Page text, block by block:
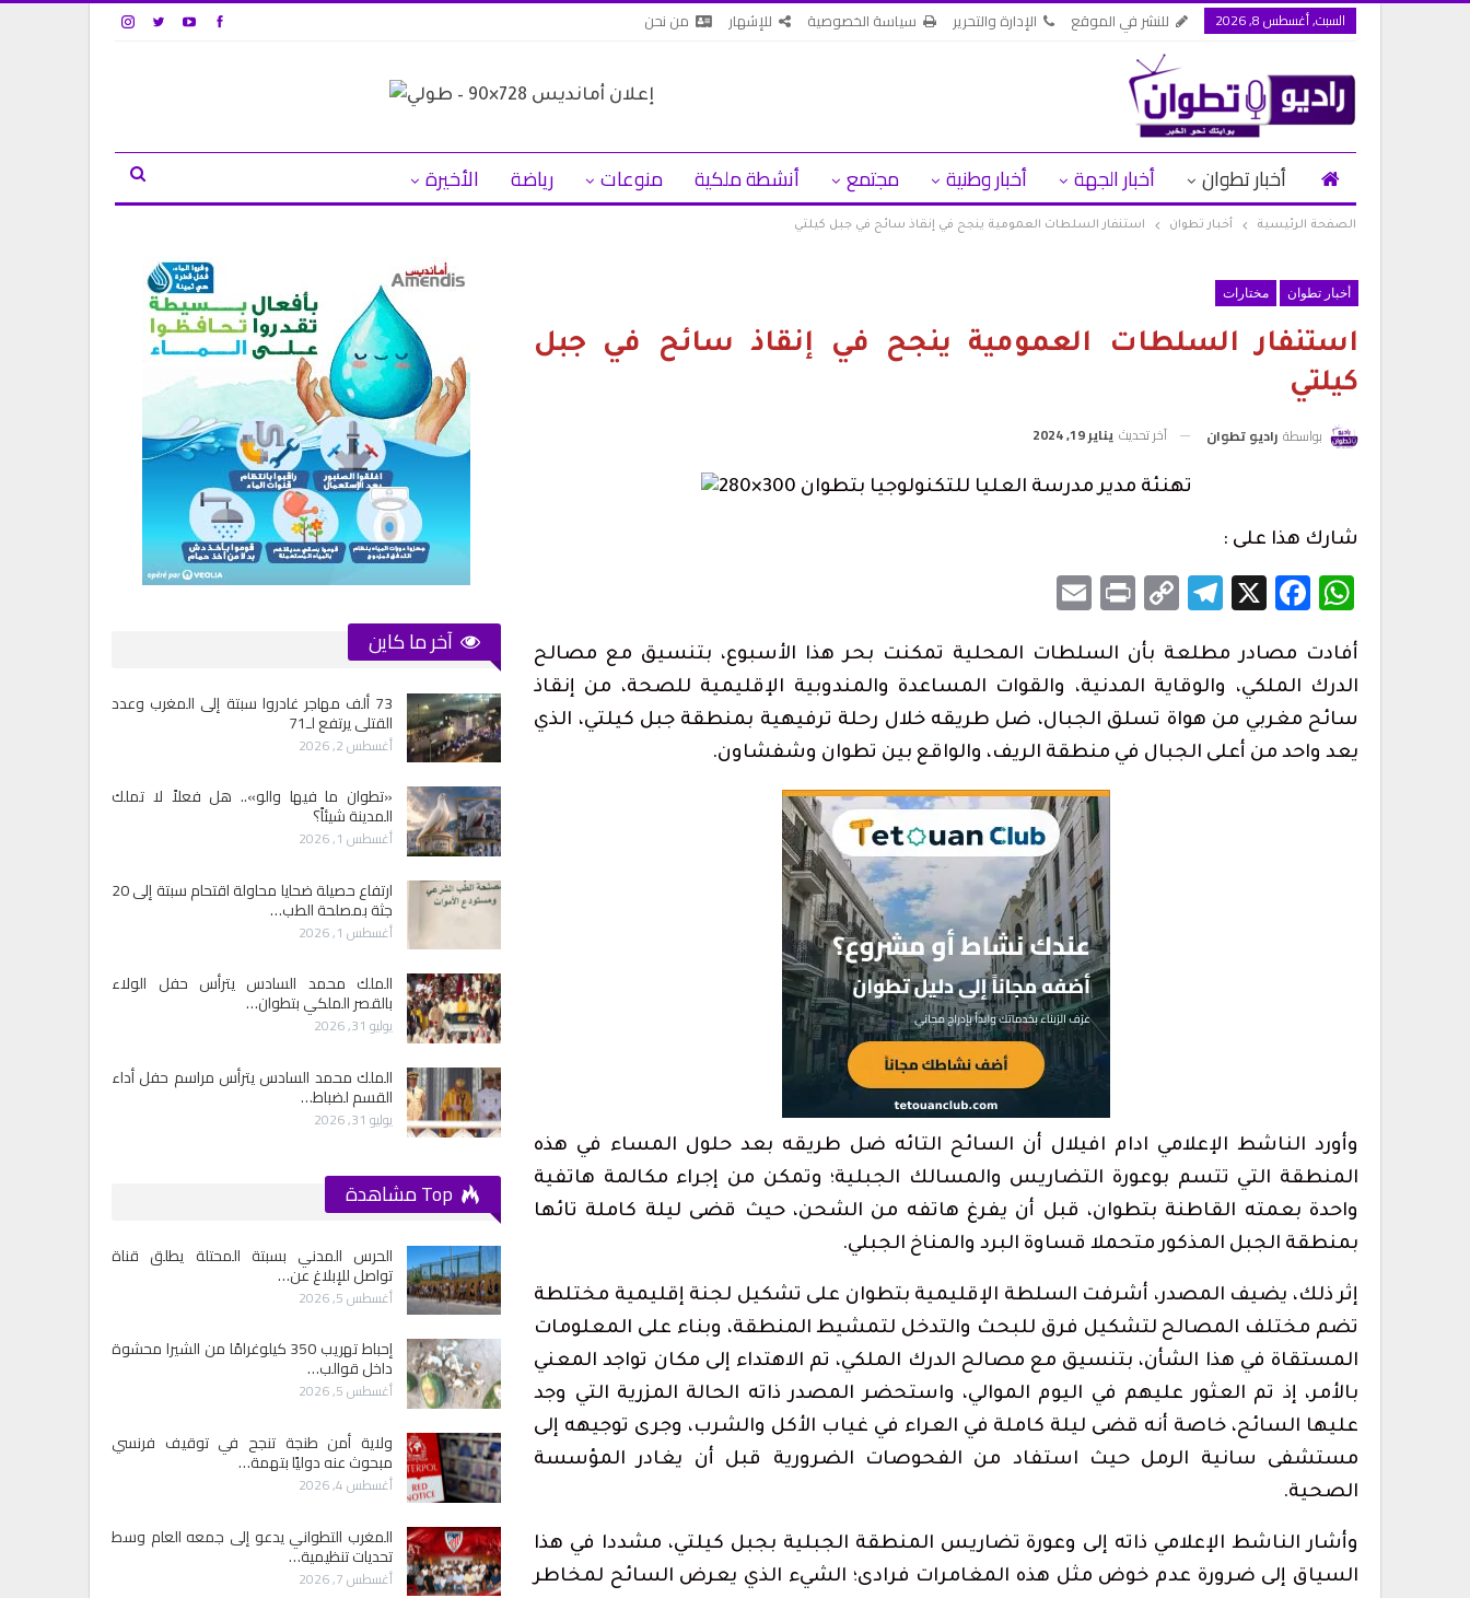
السبت, أغسطس 8, 2026 للنشر في الموقع الإدارة والتحرير سياسة الخصوصية للإشهار من نحن
أخبار تطوان أخبار الجهة أخبار وطنية مجتمع أنشطة ملكية منوعات رياضة الأخيرة
الصفحة الرئيسية أخبار تطوان استنفار السلطات العمومية ينجح في إنقاذ سائح في جبل كيلتي
أخبار تطوان مختارات
استنفار السلطات العمومية ينجح في إنقاذ سائح في جبل
كيلتي
بواسطة راديو تطوان آخر تحديث يناير 19, 2024
شارك هذا على :
WhatsApp
Facebook
X
Telegram
Copy
Print
أفادت مصادر مطلعة بأن السلطات المحلية تمكنت بحر هذا الأسبوع، بتنسيق مع مصالح
الدرك الملكي، والوقاية المدنية، والقوات المساعدة والمندوبية الإقليمية للصحة، من إنقاذ
سائح مغربي من هواة تسلق الجبال، ضل طريقه خلال رحلة ترفيهية بمنطقة جبل كيلتي، الذي
يعد واحد من أعلى الجبال في منطقة الريف، والواقع بين تطوان وشفشاون.
وأورد الناشط الإعلامي ادام افيلال أن السائح التائه ضل طريقه بعد حلول المساء في هذه
المنطقة التي تتسم بوعورة التضاريس والمسالك الجبلية؛ وتمكن من إجراء مكالمة هاتفية
واحدة بعمته القاطنة بتطوان، قبل أن يفرغ هاتفه من الشحن، حيث قضى ليلة كاملة تائها
بمنطقة الجبل المذكور متحملا قساوة البرد والمناخ الجبلي.
إثر ذلك، يضيف المصدر، أشرفت السلطة الإقليمية بتطوان على تشكيل لجنة إقليمية مختلطة
تضم مختلف المصالح لتشكيل فرق للبحث والتدخل لتمشيط المنطقة، وبناء على المعلومات
المستقاة في هذا الشأن، بتنسيق مع مصالح الدرك الملكي، تم الاهتداء إلى مكان تواجد المعني
بالأمر، إذ تم العثور عليهم في اليوم الموالي، واستحضر المصدر ذاته الحالة المزرية التي وجد
عليها السائح، خاصة أنه قضى ليلة كاملة في العراء في غياب الأكل والشرب، وجرى توجيهه إلى
مستشفى سانية الرمل حيث استفاد من الفحوصات الضرورية قبل أن يغادر المؤسسة
الصحية.
وأشار الناشط الإعلامي ذاته إلى وعورة تضاريس المنطقة الجبلية بجبل كيلتي، مشددا في هذا
السياق إلى ضرورة عدم خوض مثل هذه المغامرات فرادى؛ الشيء الذي يعرض السائح لمخاطر
آخر ما كاين
العرائش.. توقيف مرشحة للهجرة السرية بعد
تصريحات واتهامات…
أغسطس 8, 2026
وزارة التربية الوطنية تعلن عن مواعيد الدخول
المغرب التطواني يدعو إلى جمعه العام وسط
1.2 مليون درهم لدعم الدورة الـ31 لمهرجان
تطوان لسينما البحر…
أحكام بالحبس في حق سائقي سيارات أجرة
الحرس المدني بسبتة المحتلة يطلق قناة
تواصل للإبلاغ عن…
أغسطس 5, 2026
داخل قوالب…
أغسطس 5, 2026
ولاية أمن طنجة تنجح في توقيف فرنسي
مبحوث عنه دوليًا بتهمة…
أغسطس 4, 2026
داخل المدينة و862…
أغسطس 3, 2026
اتحاد المقاولات الإعلامية بتطوان يشيد بصمود
أغسطس 3, 2026
73 ألف مهاجر غادروا سبتة إلى المغرب وعدد
القتلى يرتفع لـ71
أغسطس 2, 2026
«تطوان ما فيها والو».. هل فعلاً لا تملك
المدينة شيئاً؟
أغسطس 1, 2026
ارتفاع حصيلة ضحايا محاولة اقتحام سبتة إلى 20
جثة بمصلحة الطب…
أغسطس 1, 2026
الملك محمد السادس يترأس حفل الولاء
بالقصر الملكي بتطوان…
يوليو 31, 2026
الملك محمد السادس يترأس مراسم حفل أداء
القسم لضباط…
يوليو 31, 2026
العرائش.. توقيف مرشحة للهجرة السرية بعد
تصريحات واتهامات…
أغسطس 8, 2026 أغسطس 5, 2026
جثة بمصلحة الطب…
أغسطس 1, 2026
73 ألف مهاجر غادروا سبتة إلى المغرب وعدد
القتلى يرتفع لـ71
وزارة التربية الوطنية تعلن عن مواعيد الدخول
المدرسي المقبل
أغسطس 7, 2026
الحرس المدني بسبتة المحتلة يطلق قناة
تواصل للإبلاغ عن…
أغسطس 5, 2026
إحباط تهريب 350 كيلوغرامًا من الشيرا محشوة
داخل قوالب…
أغسطس 5, 2026
ولاية أمن طنجة تنجح في توقيف فرنسي
مبحوث عنه دوليًا بتهمة…
أغسطس 4, 2026
المغرب التطواني يدعو إلى جمعه العام وسط
تحديات تنظيمية…
أغسطس 7, 2026